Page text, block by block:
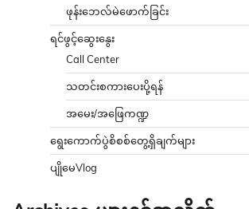
ဖုန်းဘေလ်မဲဖောက်ခြင်း
ရင်ဖွင့်ဆွေးနွေး
Call Center
သတင်းစကားပေးပို့ရန်
အမေး/အဖြေကဏ္ဍ
ရွေးကောက်ပွဲစိစစ်တွေ့ရှိချက်များ
ပျိုမေVlog